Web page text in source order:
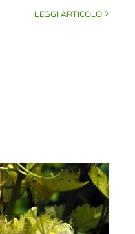
LEGGI ARTICOLO